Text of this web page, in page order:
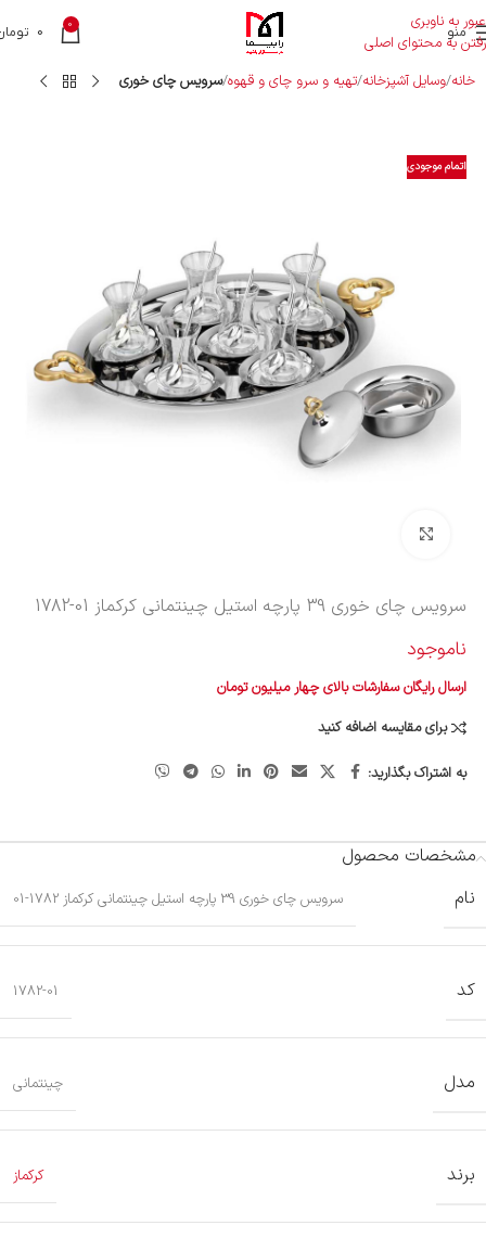
عبور به ناوبری
رفتن به محتوای اصلی
منو 0
0
خانه وسایل آشپزخانه تهیه و سرو چای و قهوه سرویس چای خوری
اتمام موجودی
سرویس چای خوری 39 پارچه استیل چینتمانی کرکماز 1782-01
ناموجود
ارسال رایگان سفارشات بالای چهار میلیون تومان
برای مقایسه اضافه کنید
به اشتراک بگذارید:
مشخصات محصول
نام
سرویس چای خوری 39 پارچه استیل چینتمانی کرکماز 1782-01
کد 1782-01
مدل چینتمانی
برند کرکماز